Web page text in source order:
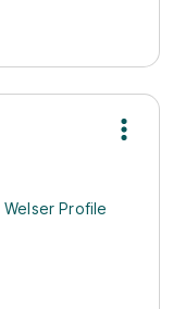
Welser Profile